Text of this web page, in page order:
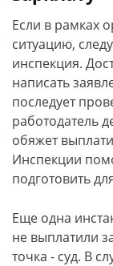
Если в рамках
ситуацию,
инспекция.
написать
последует
работодатель
обяжет
Инспекции
подготовить
Еще одна
не выплатили
точка - суд. В